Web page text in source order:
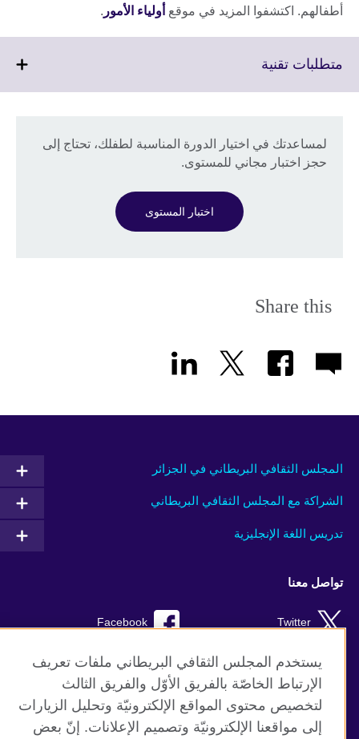
أطفالهم. اكتشفوا المزيد في موقع أولياء الأمور .
متطلبات تقنية
information
available.
لمساعدتك في اختيار الدورة المناسبة لطفلك، تحتاج إلى
حجز اختبار مجاني للمستوى.
اختبار المستوى
Share this
المجلس الثقافي البريطاني في الجزائر
الشراكة مع المجلس الثقافي البريطاني
تدريس اللغة الإنجليزية
تواصل معنا
Facebook Twitter
TikTok Instagram
Youtube
يستخدم المجلس الثقافي البريطاني ملفات تعريف
الإرتباط الخاصّة بالفريق الأوّل والفريق الثالث
لتخصيص محتوى المواقع الإلكترونيّة وتحليل الزيارات
إلى مواقعنا الإلكترونيّة وتصميم الإعلانات. إنّ بعض